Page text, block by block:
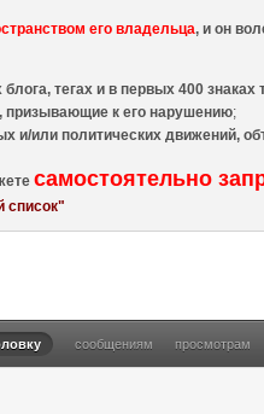
его владельца, и он
тегах и в первых 400 знаках
призывающие к его нарушению;
и/или политических движений,
самостоятельно
список"
сообщениям просмотрам